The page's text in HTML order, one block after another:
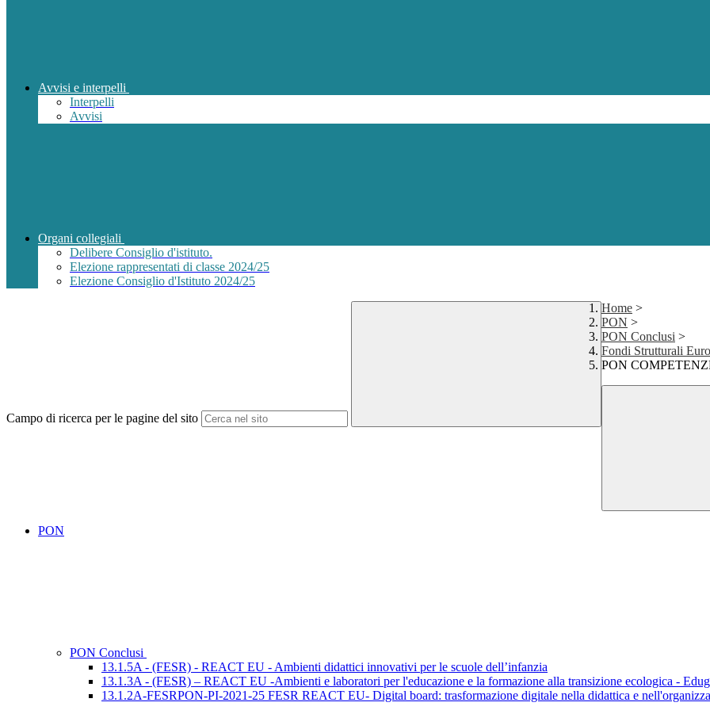
Avvisi e interpelli
Interpelli
Avvisi
Organi collegiali
Delibere Consiglio d'istituto.
Elezione rappresentati di classe 2024/25
Elezione Consiglio d'Istituto 2024/25
Campo di ricerca per le pagine del sito
Home >
PON >
PON Conclusi >
Fondi Strutturali
PON
PON
PON Conclusi
13.1.5A - (FESR) - REACT EU - Ambienti didattici innovativi per le scuole dell’infanzia
13.1.3A - (FESR) – REACT EU -Ambienti e laboratori per l'educazione e la formazione alla transizione ecologica -
13.1.2A-FESRPON-PI-2021-25 FESR REACT EU- Digital board: trasformazione digitale nella didattica e